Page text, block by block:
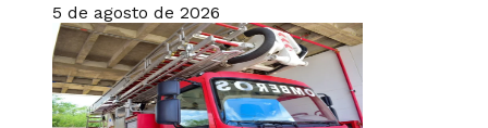
5 de agosto de 2026